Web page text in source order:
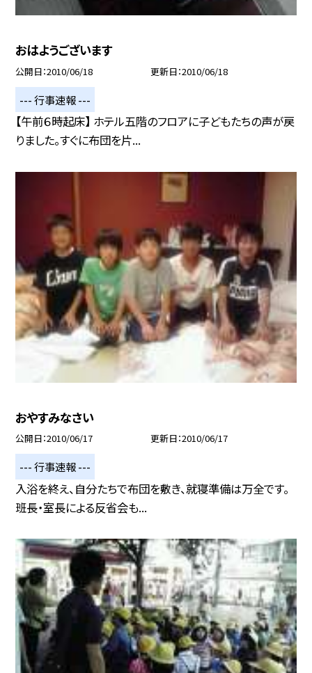
おはようございます
公開日 2010/06/18 更新日 2010/06/18
--- 行事速報 ---
【午前６時起床】 ホテル五階のフロアに子どもたちの声が戻
りました。すぐに布団を片...
おやすみなさい
公開日 2010/06/17 更新日 2010/06/17
--- 行事速報 ---
入浴を終え、自分たちで布団を敷き、就寝準備は万全です。
班長・室長による反省会も...